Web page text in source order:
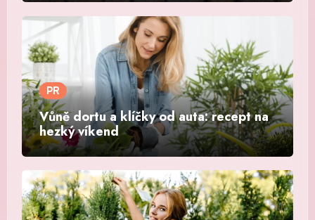
PR
Vůně dortu a klíčky od auta: recept na
hezký víkend